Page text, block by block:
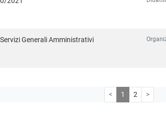
Generali Amministrativi
< 1 2 >